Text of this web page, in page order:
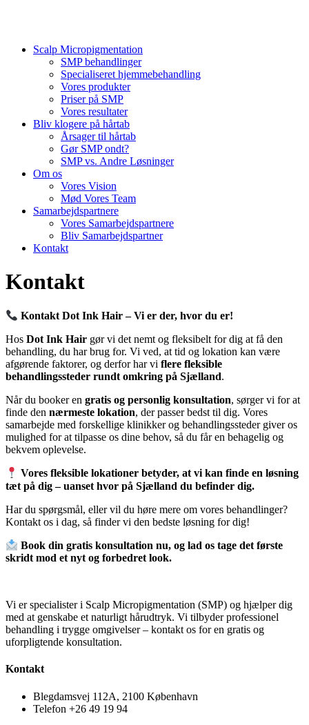
Scalp Micropigmentation
SMP behandlinger
Specialiseret hjemmebehandling
Vores produkter
Priser på SMP
Vores resultater
Bliv klogere på hårtab
Årsager til hårtab
Gør SMP ondt?
SMP vs. Andre Løsninger
Om os
Vores Vision
Mød Vores Team
Samarbejdspartnere
Vores Samarbejdspartnere
Bliv Samarbejdspartner
Kontakt
Kontakt
Kontakt Dot Ink Hair – Vi er der, hvor du er!
Hos Dot Ink Hair gør vi det nemt og fleksibelt for dig at få den
behandling, du har brug for. Vi ved, at tid og lokation kan være
afgørende faktorer, og derfor har vi flere fleksible
behandlingssteder rundt omkring på Sjælland.
Når du booker en gratis og personlig konsultation, sørger vi for at
finde den nærmeste lokation, der passer bedst til dig. Vores
samarbejde med forskellige klinikker og behandlingssteder giver os
mulighed for at tilpasse os dine behov, så du får en behagelig og
bekvem oplevelse.
Vores fleksible lokationer betyder, at vi kan finde en løsning
tæt på dig – uanset hvor på Sjælland du befinder dig.
Har du spørgsmål, eller vil du høre mere om vores behandlinger?
Kontakt os i dag, så finder vi den bedste løsning for dig!
Book din gratis konsultation nu, og lad os tage det første
skridt mod et nyt og forbedret look.
Vi er specialister i Scalp Micropigmentation (SMP) og hjælper dig
med at genskabe et naturligt hårudtryk. Vi tilbyder professionel
behandling i trygge omgivelser – kontakt os for en gratis og
uforpligtende konsultation.
Kontakt
Blegdamsvej 112A, 2100 København
Telefon +26 49 19 94